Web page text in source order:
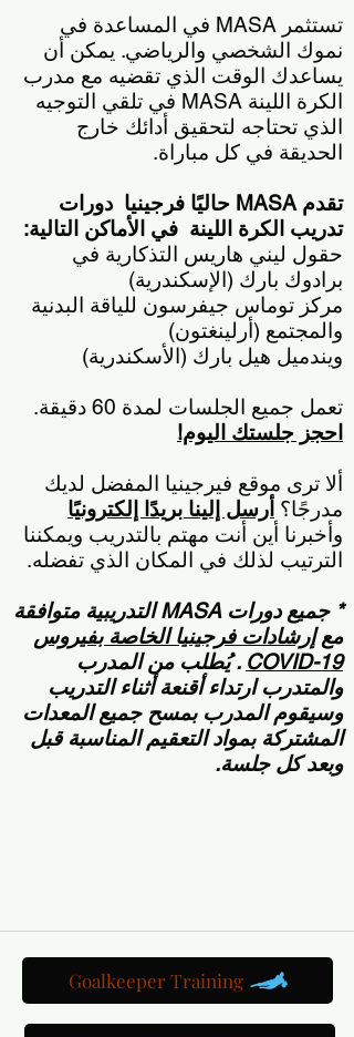
تستثمر MASA في المساعدة في
نموك الشخصي والرياضي. يمكن أن
يساعدك الوقت الذي تقضيه مع مدرب
الكرة اللينة MASA في تلقي التوجيه
الذي تحتاجه لتحقيق أدائك خارج
الحديقة في كل مباراة.
تقدم MASA حاليًا فرجينيا
دورات
تدريب الكرة اللينة في الأماكن التالية:
حقول ليني هاريس التذكارية في
برادوك بارك (الإسكندرية)
مركز توماس جيفرسون للياقة البدنية
والمجتمع (أرلينغتون)
ويندميل هيل بارك (الأسكندرية)
تعمل جميع الجلسات لمدة 60 دقيقة.
احجز جلستك اليوم!
ألا ترى موقع فيرجينيا المفضل لديك
مدرجًا؟ أرسل إلينا بريدًا إلكترونيًا
وأخبرنا أين أنت مهتم بالتدريب ويمكننا
الترتيب لذلك في المكان الذي تفضله.
* جميع دورات MASA التدريبية متوافقة
معإرشادات فرجينيا الخاصة بفيروس
COVID-19 . يُطلب من المدرب
والمتدرب ارتداء أقنعة أثناء التدريب
وسيقوم المدرب بمسح جميع المعدات
المشتركة بمواد التعقيم المناسبة قبل
وبعد كل جلسة.
Goalkeeper Training